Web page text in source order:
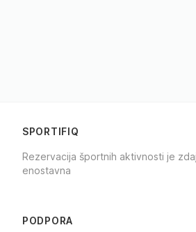
SPORTIFIQ
Rezervacija športnih aktivnosti je zdaj
enostavna
PODPORA